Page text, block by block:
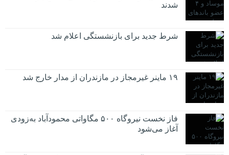
شدند
شرط جدید برای بازنشستگی اعلام شد
۱۹ ماینر غیرمجاز در مازندران از مدار خارج شد
فاز نخست نیروگاه ۵۰۰ مگاواتی محمودآباد به‌زودی
آغاز می‌شود